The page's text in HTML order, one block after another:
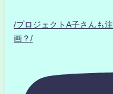
/プロジェクトA子さん
画？/